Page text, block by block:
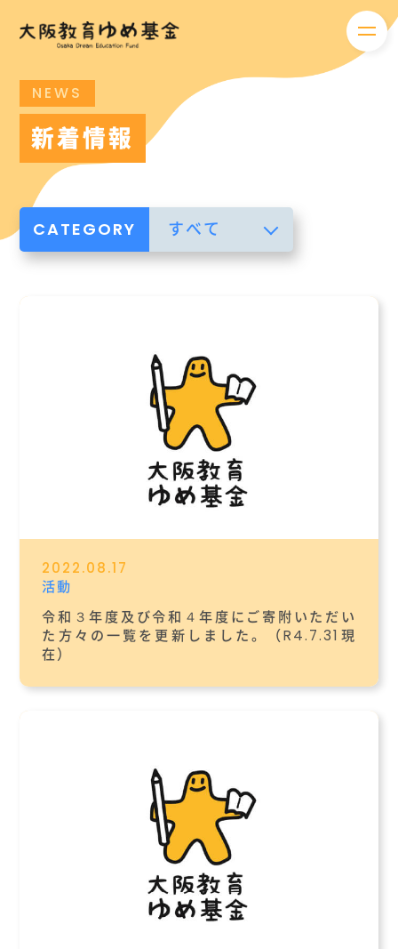
メニ
NEWS
新着情報
CATEGORY すべて
2022.08.17
活動
令和３年度及び令和４年度にご寄附いただい
た方々の一覧を更新しました。（R4.7.31現
在）